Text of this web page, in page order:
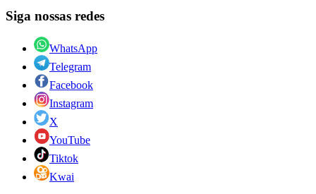
Siga nossas redes
WhatsApp
Telegram
Facebook
Instagram
X
YouTube
Tiktok
Kwai